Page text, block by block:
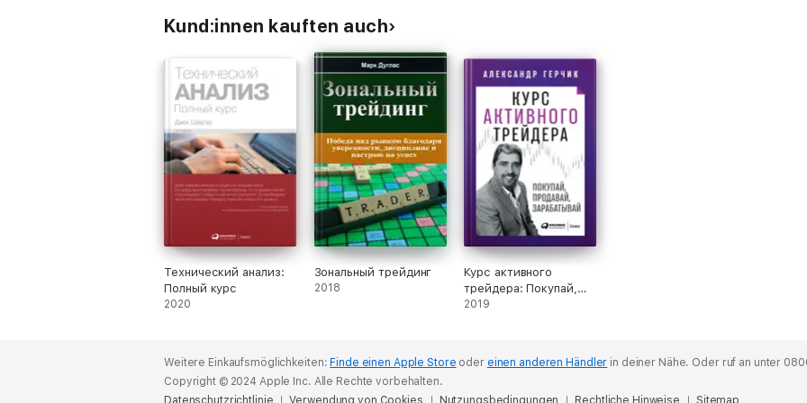
Kund:innen kauften auch
Технический анализ:
Полный курс
2020
Зональный трейдинг
2018
Курс активного
трейдера: Покупай,
продавай,
2019
Weitere Einkaufsmöglichkeiten: Finde einen Apple Store oder einen anderen Händler in deiner Nähe. Oder ruf an unter
Copyright © 2024 Apple Inc. Alle Rechte vorbehalten.
Datenschutzrichtlinie
Verwendung von Cookies Nutzungsbedingungen Rechtliche Hinweise Sitemap